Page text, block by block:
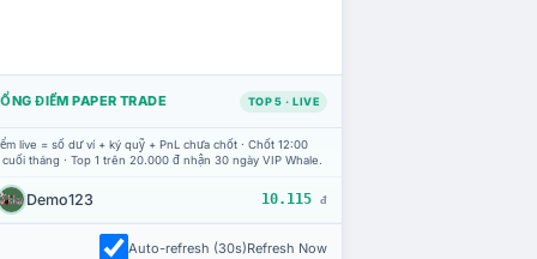
ĐIỂM PAPER TRADE TOP 5 · LIVE
live = số dư ví + ký quỹ + PnL chưa chốt · Chốt 12:00
tháng · Top 1 trên 20.000 đ nhận 30 ngày VIP Whale.
Demo123 10.115 đ
Auto-refresh (30s)Refresh Now